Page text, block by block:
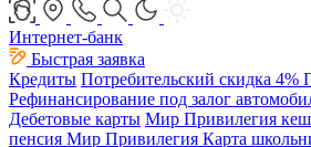
Интернет-банк
Быстрая заявка
Кредиты Потребительский скидка 4%
Рефинансирование под залог
Дебетовые карты Мир Привилегия
пенсия Мир Привилегия Карта